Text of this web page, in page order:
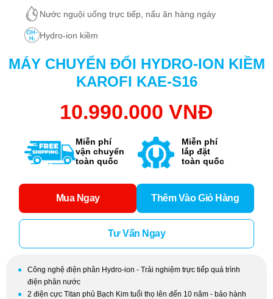
Nước nguội uống trực tiếp, nấu ăn hàng ngày
Hydro-ion kiềm
MÁY CHUYỂN ĐỔI HYDRO-ION KIỀM
KAROFI KAE-S16
10.990.000 VNĐ
Miễn phí
vận chuyển
toàn quốc
Miễn phí
lắp đặt
toàn quốc
Mua Ngay Thêm Vào Giỏ Hàng
Tư Vấn Ngay
Công nghệ điện phân Hydro-ion - Trải nghiệm trực tiếp quá trình
điện phân nước
2 điện cực Titan phủ Bạch Kim tuổi thọ lên đến 10 năm - bảo hành